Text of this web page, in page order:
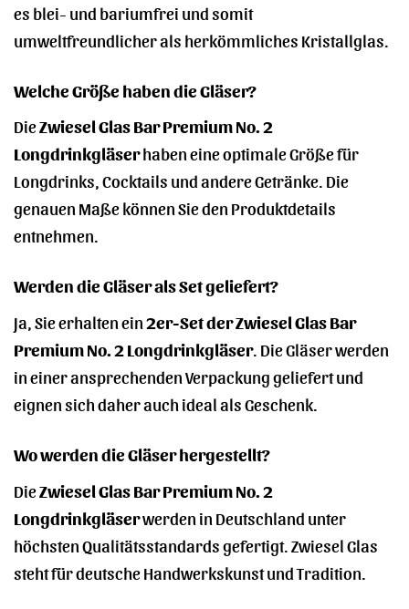
es blei- und bariumfrei und somit
umweltfreundlicher als herkömmliches Kristallglas.
Welche Größe haben die Gläser?
DieZwiesel Glas Bar Premium No. 2
Longdrinkgläserhaben eine optimale Größe für
Longdrinks, Cocktails und andere Getränke. Die
genauen Maße können Sie den Produktdetails
entnehmen.
Werden die Gläser als Set geliefert?
Ja, Sie erhalten ein2er-Set der Zwiesel Glas Bar
Premium No. 2 Longdrinkgläser. Die Gläser werden
in einer ansprechenden Verpackung geliefert und
eignen sich daher auch ideal als Geschenk.
Wo werden die Gläser hergestellt?
DieZwiesel Glas Bar Premium No. 2
Longdrinkgläserwerden in Deutschland unter
höchsten Qualitätsstandards gefertigt. Zwiesel Glas
steht für deutsche Handwerkskunst und Tradition.